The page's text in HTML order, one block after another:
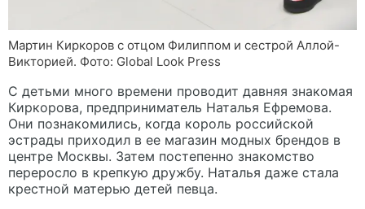
Мартин Киркоров с отцом Филиппом и сестрой Аллой-
Викторией. Фото: Global Look Press
С детьми много времени проводит давняя знакомая
Киркорова, предприниматель Наталья Ефремова.
Они познакомились, когда король российской
эстрады приходил в ее магазин модных брендов в
центре Москвы. Затем постепенно знакомство
переросло в крепкую дружбу. Наталья даже стала
крестной матерью детей певца.